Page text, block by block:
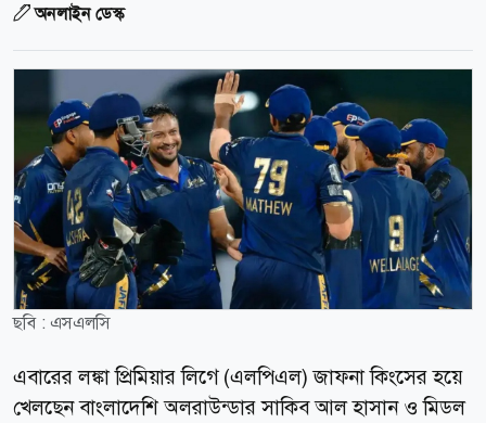
অনলাইন ডেস্ক
ছবি : এসএলসি
এবারের লঙ্কা প্রিমিয়ার লিগে (এলপিএল) জাফনা কিংসের হয়ে
খেলছেন বাংলাদেশি অলরাউন্ডার সাকিব আল হাসান ও মিডল